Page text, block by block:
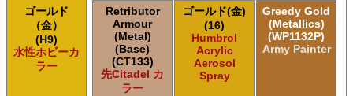
ゴールド
（金）
(H9)
水性ホビーカ
ラー
Retributor
Armour
(Metal)
(Base)
(CT133)
先Citadel カ
ラー
ゴールド(金)
(16)
Humbrol
Acrylic
Aerosol
Spray
Greedy Gold
(Metallics)
(WP1132P)
Army Painter